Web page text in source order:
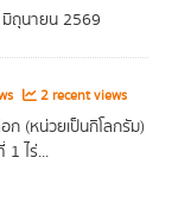
ถุนายน 2569
2 recent views
(หน่วยเป็นกิโลกรัม)
1 ไร่...